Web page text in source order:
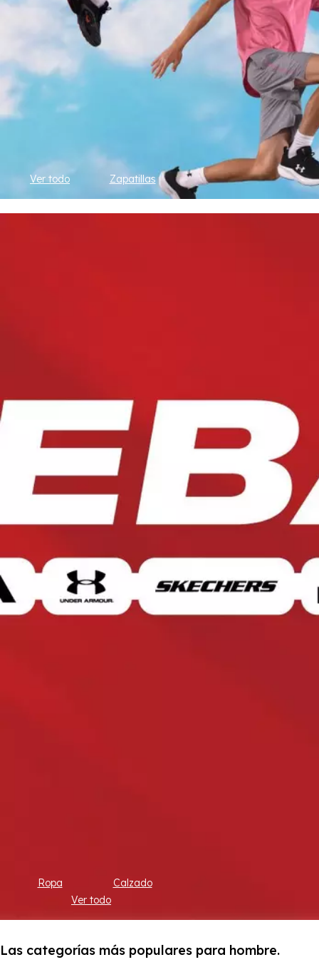
Ver todo Zapatillas
Ropa
Calzado
Ver todo
Las categorías más populares para hombre.